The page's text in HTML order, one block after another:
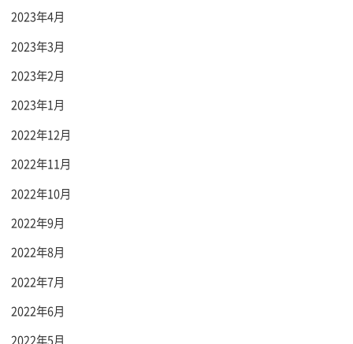
2023年4月
2023年3月
2023年2月
2023年1月
2022年12月
2022年11月
2022年10月
2022年9月
2022年8月
2022年7月
2022年6月
2022年5月